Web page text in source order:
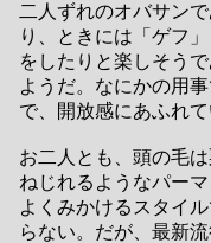
二人ずれのオバサン
り、ときには「ゲフ
をしたりと楽しそう
ようだ。なにかの用
で、開放感にあふれて
お二人とも、頭の毛
ねじれるようなパー
よくみかけるスタイ
らない。だが、最新